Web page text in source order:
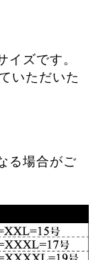
イズです。
いただいた
る場合がご